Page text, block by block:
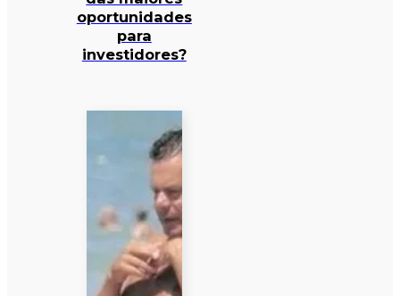
oportunidades
para
investidores?